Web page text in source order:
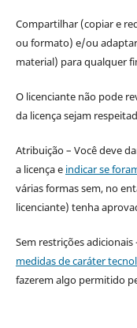
Compartilhar (copiar e
ou formato) e/ou
material) para qualquer
O licenciante não pode
da licença sejam
Atribuição – Você deve
a licença e indicar se
várias formas sem, no
licenciante) tenha
Sem restrições
medidas de caráter
fazerem algo permitido